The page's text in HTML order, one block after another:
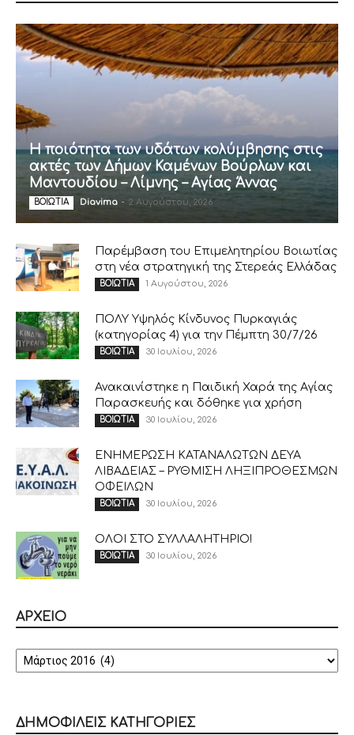
Η ποιότητα των υδάτων κολύμβησης στις
ακτές των Δήμων Καμένων Βούρλων και
Μαντουδίου – Λίμνης – Αγίας Άννας
ΒΟΙΩΤΙΑ Diavima - 2 Αυγούστου, 2026
Παρέμβαση του Επιμελητηρίου Βοιωτίας
στη νέα στρατηγική της Στερεάς Ελλάδας
ΒΟΙΩΤΙΑ 1 Αυγούστου, 2026
ΠΟΛΥ Υψηλός Κίνδυνος Πυρκαγιάς
(κατηγορίας 4) για την Πέμπτη 30/7/26
ΒΟΙΩΤΙΑ 30 Ιουλίου, 2026
Ανακαινίστηκε η Παιδική Χαρά της Αγίας
Παρασκευής και δόθηκε για χρήση
ΒΟΙΩΤΙΑ 30 Ιουλίου, 2026
ΕΝΗΜΕΡΩΣΗ ΚΑΤΑΝΑΛΩΤΩΝ ΔΕΥΑ
ΛΙΒΑΔΕΙΑΣ – ΡΥΘΜΙΣΗ ΛΗΞΙΠΡΟΘΕΣΜΩΝ
ΟΦΕΙΛΩΝ
ΒΟΙΩΤΙΑ 30 Ιουλίου, 2026
ΟΛΟΙ ΣΤΟ ΣΥΛΛΑΛΗΤΗΡΙΟ!
ΒΟΙΩΤΙΑ 30 Ιουλίου, 2026
ΑΡΧΕΙΟ
ΑΡΧΕΙΟ
ΔΗΜΟΦΙΛΕΙΣ ΚΑΤΗΓΟΡΙΕΣ